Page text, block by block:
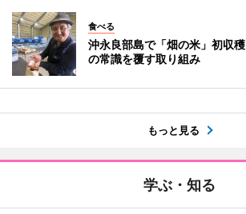
食べる
沖永良部島で「畑の米」初収
の常識を覆す取り組み
もっと見る
学ぶ・知る